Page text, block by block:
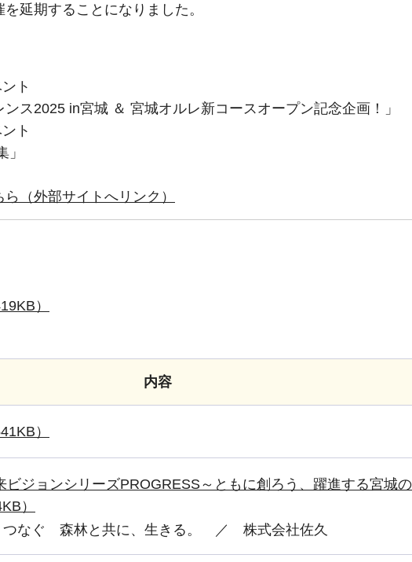
延期することになりました。
ト
ス2025 in宮城 ＆ 宮城オルレ新コースオープン記念企画！」
ト
ら（外部サイトへリンク）
）
内容
）
ビジョンシリーズPROGRESS～ともに創ろう、躍進する宮城
）
ぐ 森林と共に、生きる。 ／ 株式会社佐久